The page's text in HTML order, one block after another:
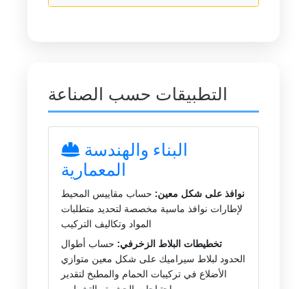
التطبيقات حسب الصناعة
البناء والهندسة
المعمارية
نوافذ على شكل معين: حساب مقاييس المحيط
لإطارات نوافذ ماسية مخصصة لتحديد متطلبات
المواد وتكاليف التركيب
تخطيطات البلاط الزخرفي: حساب أطوال
الحدود لبلاط سيراميك على شكل معين متوازي
الأضلاع في تركيبات الحمام والمطبخ لتقدير